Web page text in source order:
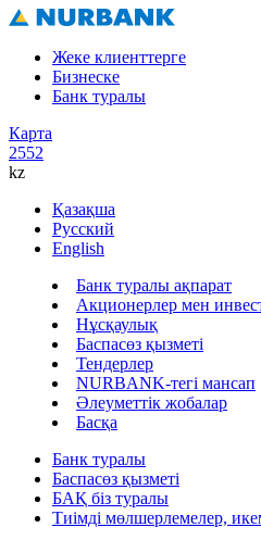
Жеке клиенттерге
Бизнеске
Банк туралы
Карта
2552
kz
Қазақша
Русский
English
Банк туралы ақпарат
Акционерлер мен
Нұсқаулық
Баспасөз қызметі
Тендерлер
NURBANK-тегі мансап
Әлеуметтік жобалар
Басқа
Банк туралы
Баспасөз қызметі
БАҚ біз туралы
Тиімді мөлшерлемелер,